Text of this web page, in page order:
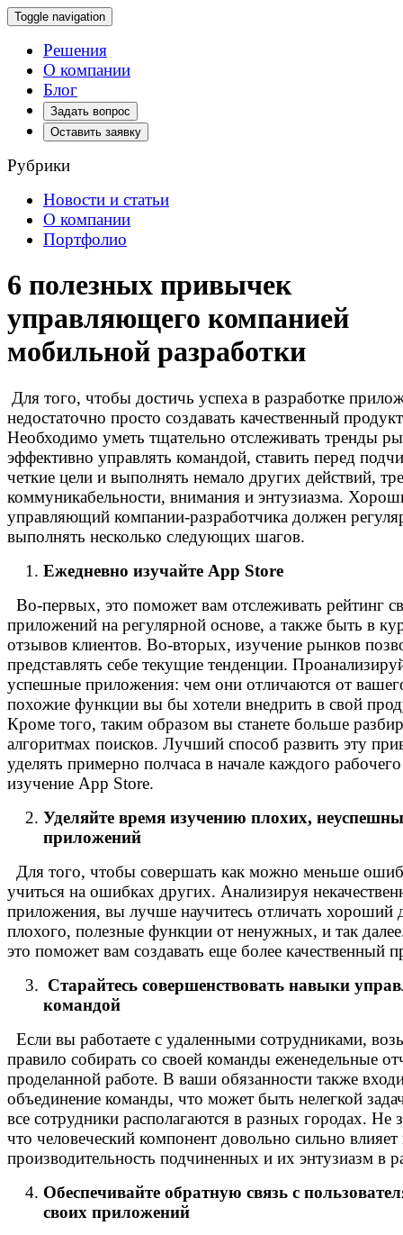
Toggle navigation
Решения
О компании
Блог
Задать вопрос
Оставить заявку
Рубрики
Новости и статьи
О компании
Портфолио
6 полезных привычек
управляющего компанией
мобильной разработки
Для того, чтобы достичь успеха в разработке
недостаточно просто создавать качественный
Необходимо уметь тщательно отслеживать тренды
эффективно управлять командой, ставить перед
четкие цели и выполнять немало других действий,
коммуникабельности, внимания и энтузиазма.
управляющий компании-разработчика должен
выполнять несколько следующих шагов.
Ежедневно изучайте App Store
Во-первых, это поможет вам отслеживать рейтинг
приложений на регулярной основе, а также быть в
отзывов клиентов. Во-вторых, изучение рынков
представлять себе текущие тенденции.
успешные приложения: чем они отличаются от
похожие функции вы бы хотели внедрить в свой
Кроме того, таким образом вы станете больше
алгоритмах поисков. Лучший способ развить эту
уделять примерно полчаса в начале каждого
изучение App Store.
Уделяйте время изучению плохих,
приложений
Для того, чтобы совершать как можно меньше
учиться на ошибках других. Анализируя
приложения, вы лучше научитесь отличать хороший
плохого, полезные функции от ненужных, и так
это поможет вам создавать еще более качественный
Старайтесь совершенствовать навыки
командой
Если вы работаете с удаленными сотрудниками,
правило собирать со своей команды еженедельные
проделанной работе. В ваши обязанности также
объединение команды, что может быть нелегкой
все сотрудники располагаются в разных городах. Не
что человеческий компонент довольно сильно влияет
производительность подчиненных и их энтузиазм в
Обеспечивайте обратную связь с
своих приложений